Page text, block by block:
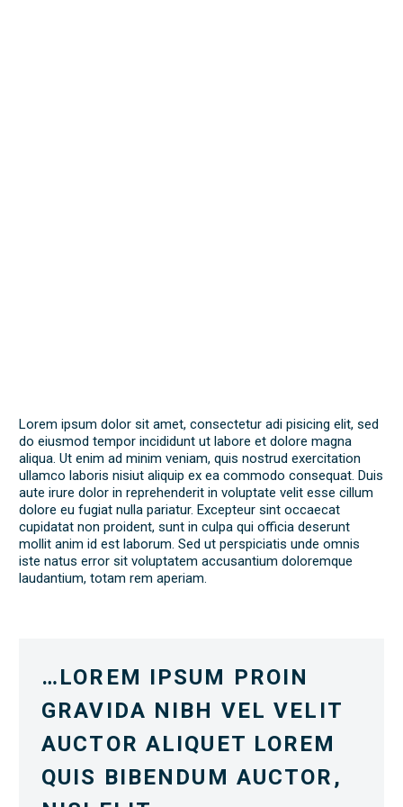
Lorem ipsum dolor sit amet, consectetur adi pisicing elit, sed
do eiusmod tempor incididunt ut labore et dolore magna
aliqua. Ut enim ad minim veniam, quis nostrud exercitation
ullamco laboris nisiut aliquip ex ea commodo consequat. Duis
aute irure dolor in reprehenderit in voluptate velit esse cillum
dolore eu fugiat nulla pariatur. Excepteur sint occaecat
cupidatat non proident, sunt in culpa qui officia deserunt
mollit anim id est laborum. Sed ut perspiciatis unde omnis
iste natus error sit voluptatem accusantium doloremque
laudantium, totam rem aperiam.
…LOREM IPSUM PROIN
GRAVIDA NIBH VEL VELIT
AUCTOR ALIQUET LOREM
QUIS BIBENDUM AUCTOR,